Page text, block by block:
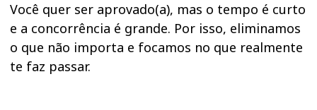
Você quer ser aprovado(a), mas o tempo é curto
e a concorrência é grande. Por isso, eliminamos
o que não importa e focamos no que realmente
te faz passar.